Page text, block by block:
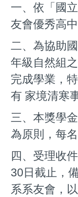
一、依「國
友會優秀高
二、為協助
年級自然組
完成學業，
有 家境清寒
三、本獎學
為原則，每
四、受理收
30日截止，
系系友會，